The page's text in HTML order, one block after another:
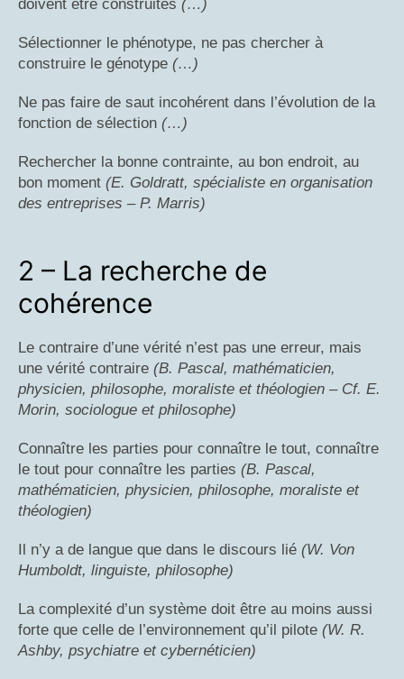
doivent être construites (…)
Sélectionner le phénotype, ne pas chercher à
construire le génotype (…)
Ne pas faire de saut incohérent dans l’évolution de la
fonction de sélection (…)
Rechercher la bonne contrainte, au bon endroit, au
bon moment (E. Goldratt, spécialiste en organisation
des entreprises – P. Marris)
2 – La recherche de
cohérence
Le contraire d’une vérité n’est pas une erreur, mais
une vérité contraire (B. Pascal, mathématicien,
physicien, philosophe, moraliste et théologien – Cf. E.
Morin, sociologue et philosophe)
Connaître les parties pour connaître le tout, connaître
le tout pour connaître les parties (B. Pascal,
mathématicien, physicien, philosophe, moraliste et
théologien)
Il n’y a de langue que dans le discours lié (W. Von
Humboldt, linguiste, philosophe)
La complexité d’un système doit être au moins aussi
forte que celle de l’environnement qu’il pilote (W. R.
Ashby, psychiatre et cybernéticien)